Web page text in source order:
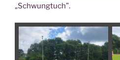
„Schwung­tuch”.